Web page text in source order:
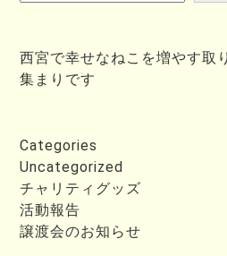
西宮で幸せなねこを増やす取
集まりです
Categories
Uncategorized
チャリティグッズ
活動報告
譲渡会のお知らせ